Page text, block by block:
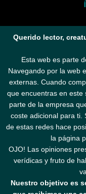
Querido lector,
Esta web es parte
Navegando por la web
externas. Cuando
que encuentras en este
parte de la empresa
coste adicional para ti.
de estas redes hace
la página
OJO! Las opiniones
verídicas y fruto de
Nuestro objetivo es